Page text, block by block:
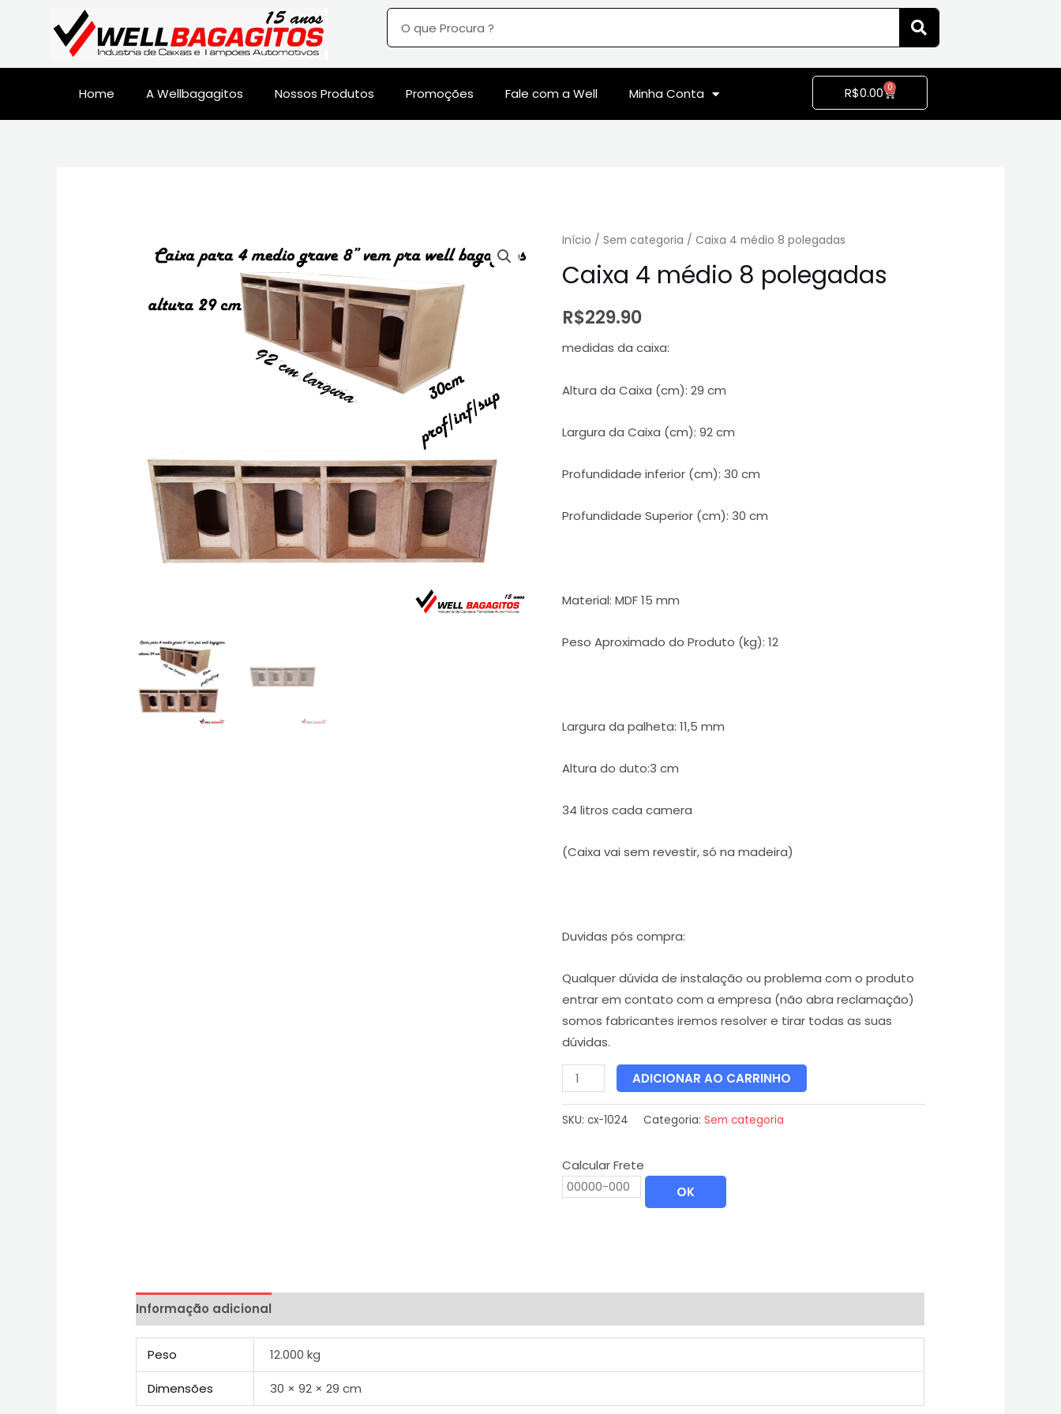
Home A Wellbagagitos Nossos Produtos Promoções Fale com a Well Minha Conta R$0.00 0
Início / Sem categoria / Caixa 4 médio 8 polegadas
Caixa 4 médio 8 polegadas
R$229.90
medidas da caixa:
Altura da Caixa (cm): 29 cm
Largura da Caixa (cm): 92 cm
Profundidade inferior (cm): 30 cm
Profundidade Superior (cm): 30 cm
Material: MDF 15 mm
Peso Aproximado do Produto (kg): 12
Largura da palheta: 11,5 mm
Altura do duto:3 cm
34 litros cada camera
(Caixa vai sem revestir, só na madeira)
Duvidas pós compra:
Qualquer dúvida de instalação ou problema com o produto
entrar em contato com a empresa (não abra reclamação)
somos fabricantes iremos resolver e tirar todas as suas
dúvidas.
ADICIONAR AO CARRINHO
SKU: cx-1024 Categoria: Sem categoria
Calcular Frete
OK
Informação adicional
Peso 12.000 kg
Dimensões 30 × 92 × 29 cm